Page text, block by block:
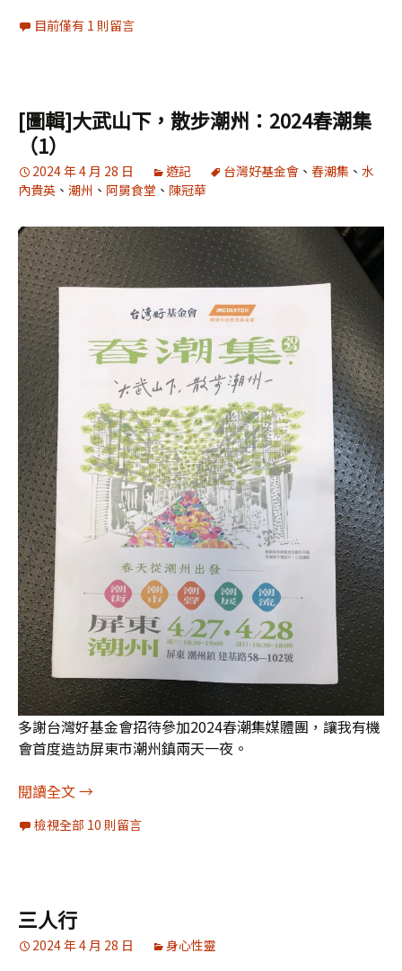
目前僅有 1 則留言
[圖輯]大武山下，散步潮州：2024春潮集
（1）
2024 年 4 月 28 日 遊記 台灣好基金會 、 春潮集 、 水
內貴英 、 潮州 、 阿舅食堂 、 陳冠華
多謝台灣好基金會招待參加2024春潮集媒體團，讓我有機
會首度造訪屏東市潮州鎮兩天一夜。
閱讀全文[圖輯]大武山下，散步潮州：2024春潮集（1）
→
檢視全部 10 則留言
三人行
2024 年 4 月 28 日 身心性靈